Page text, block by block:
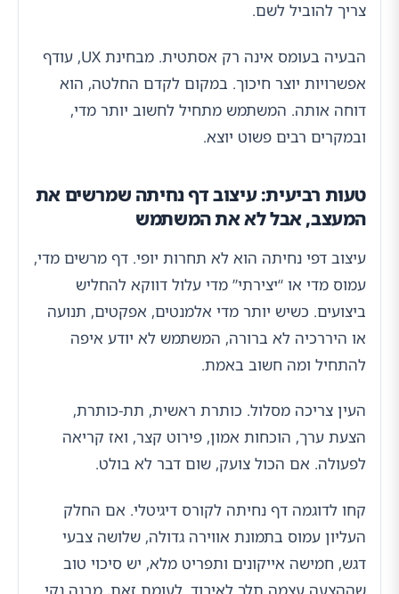
צריך להוביל לשם.
הבעיה בעומס אינה רק אסתטית. מבחינת UX, עודף
אפשרויות יוצר חיכוך. במקום לקדם החלטה, הוא
דוחה אותה. המשתמש מתחיל לחשוב יותר מדי,
ובמקרים רבים פשוט יוצא.
טעות רביעית: עיצוב דף נחיתה שמרשים את
המעצב, אבל לא את המשתמש
עיצוב דפי נחיתה הוא לא תחרות יופי. דף מרשים מדי,
עמוס מדי או “יצירתי” מדי עלול דווקא להחליש
ביצועים. כשיש יותר מדי אלמנטים, אפקטים, תנועה
או היררכיה לא ברורה, המשתמש לא יודע איפה
להתחיל ומה חשוב באמת.
העין צריכה מסלול. כותרת ראשית, תת-כותרת,
הצעת ערך, הוכחות אמון, פירוט קצר, ואז קריאה
לפעולה. אם הכול צועק, שום דבר לא בולט.
קחו לדוגמה דף נחיתה לקורס דיגיטלי. אם החלק
העליון עמוס בתמונת אווירה גדולה, שלושה צבעי
דגש, חמישה אייקונים ותפריט מלא, יש סיכוי טוב